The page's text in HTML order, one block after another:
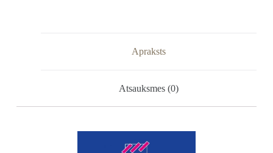
Apraksts
Atsauksmes (0)